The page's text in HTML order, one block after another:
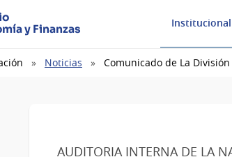
y Finanzas
Institucional
Noticias Comunicado de La
AUDITORIA INTERNA DE LA